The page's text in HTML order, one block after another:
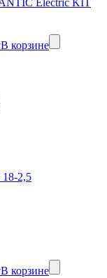
В корзине
2,5
В корзине